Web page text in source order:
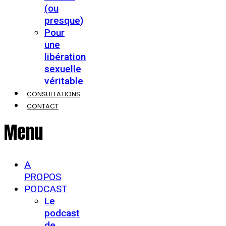
(ou
presque)
Pour
une
libération
sexuelle
véritable
CONSULTATIONS
CONTACT
Menu
A
PROPOS
PODCAST
Le
podcast